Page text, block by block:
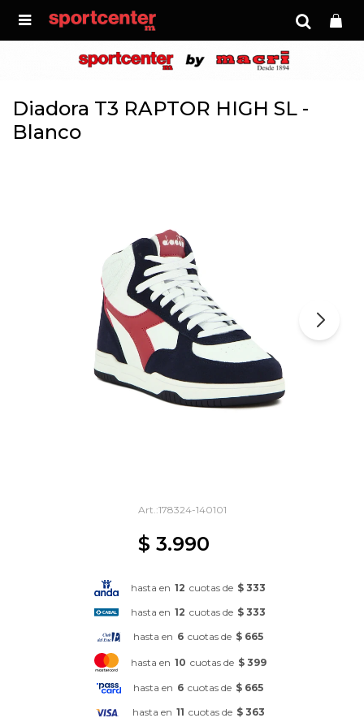

Diadora T3 RAPTOR HIGH SL -
Blanco
178324-140101
$ 3.990
hasta en 12 cuotas de $ 333
hasta en 12 cuotas de $ 333
hasta en 6 cuotas de $ 665
hasta en 10 cuotas de $ 399
hasta en 6 cuotas de $ 665
hasta en 11 cuotas de $ 363